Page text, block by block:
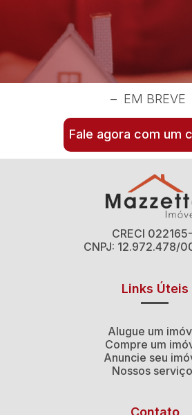
– EM BREVE
Fale agora com um
CRECI
CNPJ: 12.972.478/
Links Úteis
Alugue um
Compre um
Anuncie seu
Nossos
Contato